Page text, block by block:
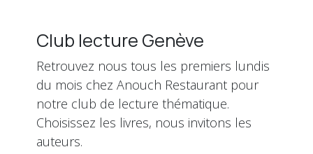
Club lecture Genève
Retrouvez nous tous les premiers lundis
du mois chez Anouch Restaurant pour
notre club de lecture thématique.
Choisissez les livres, nous invitons les
auteurs.